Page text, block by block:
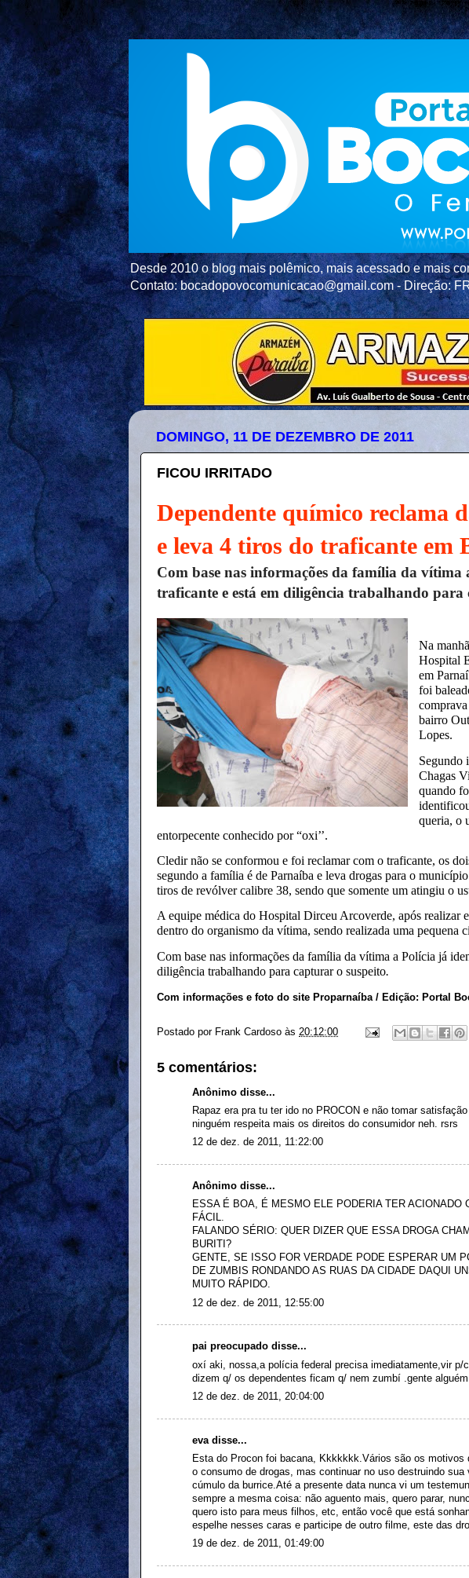
Desde 2010 o blog mais polêmico, mais acessado e mais
Contato: bocadopovocomunicacao@gmail.com - Direção:
DOMINGO, 11 DE DEZEMBRO DE 2011
FICOU IRRITADO
Dependente químico reclama
e leva 4 tiros do traficante em
Com base nas informações da família da
traficante e está em diligência trabalhando para
Na
Hospital
em
foi
bairro
Lopes.
Segundo
Chagas
quando
queria, o
entorpecente conhecido por “oxi’’.
Cledir não se conformou e foi reclamar com o traficante, os
segundo a família é de Parnaíba e leva drogas para o
tiros de revólver calibre 38, sendo que somente um atingiu o
A equipe médica do Hospital Dirceu Arcoverde, após realizar
dentro do organismo da vítima, sendo realizada uma pequena
Com base nas informações da família da vítima a Polícia já
diligência trabalhando para capturar o suspeito.
Com informações e foto do site Proparnaíba / Edição: Portal
Postado por Frank Cardoso às 20:12:00
5 comentários:
Anônimo disse...
Rapaz era pra tu ter ido no PROCON e não tomar
ninguém respeita mais os direitos do consumidor neh. rsrs
12 de dez. de 2011, 11:22:00
Anônimo disse...
ESSA É BOA, É MESMO ELE PODERIA TER ACIONADO
FÁCIL.
FALANDO SÉRIO: QUER DIZER QUE ESSA DROGA
BURITI?
GENTE, SE ISSO FOR VERDADE PODE ESPERAR UM
DE ZUMBIS RONDANDO AS RUAS DA CIDADE DAQUI
MUITO RÁPIDO.
12 de dez. de 2011, 12:55:00
pai preocupado disse...
oxí aki, nossa,a polícia federal precisa imediatamente,vir p/
dizem q/ os dependentes ficam q/ nem zumbí .gente
12 de dez. de 2011, 20:04:00
eva disse...
Esta do Procon foi bacana, Kkkkkkk.Vários são os motivos
o consumo de drogas, mas continuar no uso destruindo
cúmulo da burrice.Até a presente data nunca vi um
sempre a mesma coisa: não aguento mais, quero parar,
quero isto para meus filhos, etc, então você que está
espelhe nesses caras e participe de outro filme, este das
19 de dez. de 2011, 01:49:00